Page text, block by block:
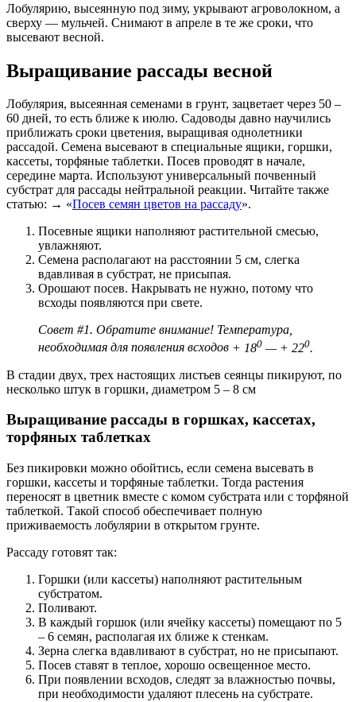
Лобулярию, высеянную под зиму, укрывают агроволокном, а
сверху — мульчей. Снимают в апреле в те же сроки, что
высевают весной.
Выращивание рассады весной
Лобулярия, высеянная семенами в грунт, зацветает через 50 –
60 дней, то есть ближе к июлю. Садоводы давно научились
приближать сроки цветения, выращивая однолетники
рассадой. Семена высевают в специальные ящики, горшки,
кассеты, торфяные таблетки. Посев проводят в начале,
середине марта. Используют универсальный почвенный
субстрат для рассады нейтральной реакции. Читайте также
статью: → «Посев семян цветов на рассаду».
Посевные ящики наполняют растительной смесью,
увлажняют.
Семена располагают на расстоянии 5 см, слегка
вдавливая в субстрат, не присыпая.
Орошают посев. Накрывать не нужно, потому что
всходы появляются при свете.
Совет #1. Обратите внимание! Температура,
необходимая для появления всходов + 180 — + 220.
В стадии двух, трех настоящих листьев сеянцы пикируют, по
несколько штук в горшки, диаметром 5 – 8 см
Выращивание рассады в горшках, кассетах,
торфяных таблетках
Без пикировки можно обойтись, если семена высевать в
горшки, кассеты и торфяные таблетки. Тогда растения
переносят в цветник вместе с комом субстрата или с торфяной
таблеткой. Такой способ обеспечивает полную
приживаемость лобулярии в открытом грунте.
Рассаду готовят так:
Горшки (или кассеты) наполняют растительным
субстратом.
Поливают.
В каждый горшок (или ячейку кассеты) помещают по 5
– 6 семян, располагая их ближе к стенкам.
Зерна слегка вдавливают в субстрат, но не присыпают.
Посев ставят в теплое, хорошо освещенное место.
При появлении всходов, следят за влажностью почвы,
при необходимости удаляют плесень на субстрате.